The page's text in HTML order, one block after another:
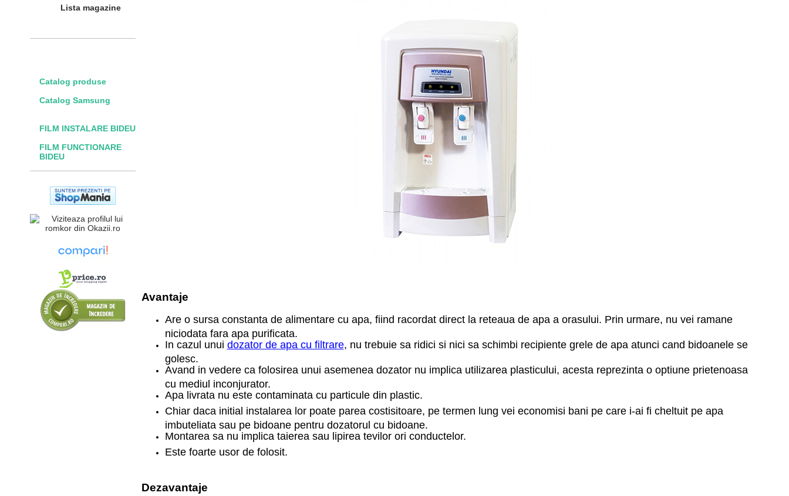
Lista magazine
Catalog produse
Catalog Samsung
FILM INSTALARE BIDEU
FILM FUNCTIONARE
BIDEU
Avantaje
Are o sursa constanta de alimentare cu apa, fiind racordat direct la reteaua de apa a orasului. Prin urmare, nu vei ramane
niciodata fara apa purificata.
In cazul unui dozator de apa cu filtrare, nu trebuie sa ridici si nici sa schimbi recipiente grele de apa atunci cand bidoanele se
golesc.
Avand in vedere ca folosirea unui asemenea dozator nu implica utilizarea plasticului, acesta reprezinta o optiune prietenoasa
cu mediul inconjurator.
Apa livrata nu este contaminata cu particule din plastic.
Chiar daca initial instalarea lor poate parea costisitoare, pe termen lung vei economisi bani pe care i-ai fi cheltuit pe apa
imbuteliata sau pe bidoane pentru dozatorul cu bidoane.
Montarea sa nu implica taierea sau lipirea tevilor ori conductelor.
Este foarte usor de folosit.
Dezavantaje